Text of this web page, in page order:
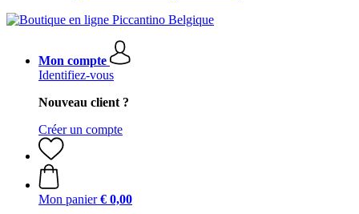
Mon compte
Identifiez-vous
Nouveau client ?
Créer un compte
Mon panier € 0,00